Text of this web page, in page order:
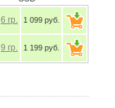
6 гр. 1 099 руб.
9 гр. 1 199 руб.